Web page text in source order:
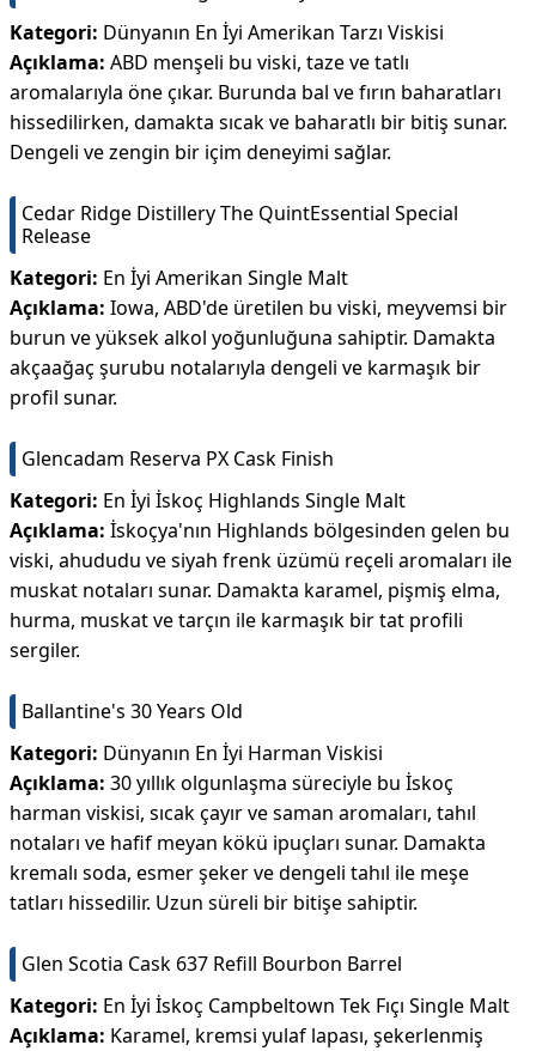
Kategori: Dünyanın En İyi Amerikan Tarzı Viskisi
Açıklama: ABD menşeli bu viski, taze ve tatlı
aromalarıyla öne çıkar. Burunda bal ve fırın baharatları
hissedilirken, damakta sıcak ve baharatlı bir bitiş sunar.
Dengeli ve zengin bir içim deneyimi sağlar.
Cedar Ridge Distillery The QuintEssential Special
Release
Kategori: En İyi Amerikan Single Malt
Açıklama: Iowa, ABD'de üretilen bu viski, meyvemsi bir
burun ve yüksek alkol yoğunluğuna sahiptir. Damakta
akçaağaç şurubu notalarıyla dengeli ve karmaşık bir
profil sunar.
Glencadam Reserva PX Cask Finish
Kategori: En İyi İskoç Highlands Single Malt
Açıklama: İskoçya'nın Highlands bölgesinden gelen bu
viski, ahududu ve siyah frenk üzümü reçeli aromaları ile
muskat notaları sunar. Damakta karamel, pişmiş elma,
hurma, muskat ve tarçın ile karmaşık bir tat profili
sergiler.
Ballantine's 30 Years Old
Kategori: Dünyanın En İyi Harman Viskisi
Açıklama: 30 yıllık olgunlaşma süreciyle bu İskoç
harman viskisi, sıcak çayır ve saman aromaları, tahıl
notaları ve hafif meyan kökü ipuçları sunar. Damakta
kremalı soda, esmer şeker ve dengeli tahıl ile meşe
tatları hissedilir. Uzun süreli bir bitişe sahiptir.
Glen Scotia Cask 637 Refill Bourbon Barrel
Kategori: En İyi İskoç Campbeltown Tek Fıçı Single Malt
Açıklama: Karamel, kremsi yulaf lapası, şekerlenmiş